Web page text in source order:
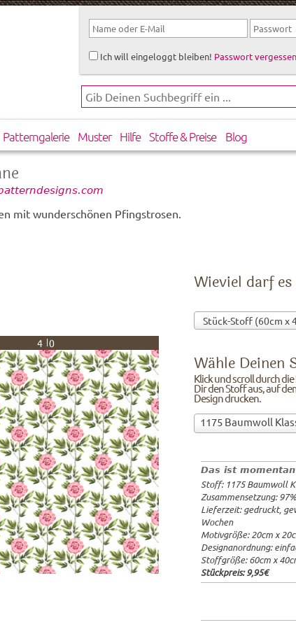
Ich will eingeloggt bleiben! Passwort
Patterngalerie Muster Hilfe Stoffe & Preise Blog
mit wunderschönen Pfingstrosen.
Das ist
Stoff: 1175 Baumwoll
Zusammensetzung:
Lieferzeit: gedruckt,
Wochen
Motivgröße: 20cm x
Designanordnung:
Stoffgröße: 60cm x
Stückpreis:9,95€
40
Wieviel darf es
Wähle Deinen
Klick und scroll durch
Dir den Stoff aus, auf
Design drucken.
1175 Baumwoll
Gewicht:
Lieferzeit:
20x20cm:
60x40cm:
ab 1m:
ab 10m:
ab 50m:
Wähle
Deinen
und
scroll
durch
die
Stoffübersicht
und
suche
Dir
den
Stoff
dem